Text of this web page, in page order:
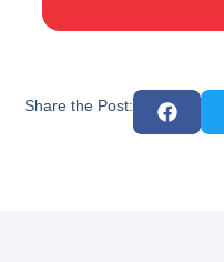
Share the Post: